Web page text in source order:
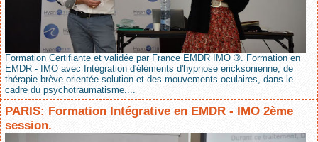
Formation Certifiante et validée par France EMDR IMO ®. Formation en
EMDR - IMO avec Intégration d'éléments d'hypnose ericksonienne, de
thérapie brève orientée solution et des mouvements oculaires, dans le
cadre du psychotraumatisme....
PARIS: Formation Intégrative en EMDR - IMO 2ème
session.